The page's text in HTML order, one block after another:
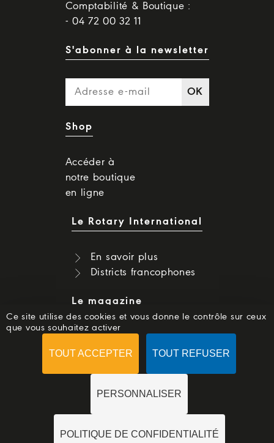
Comptabilité & Boutique :
- 04 72 00 32 11
S'abonner à la newsletter
OK
Shop
Accéder à
notre boutique
en ligne
Le Rotary International
En savoir plus
Districts francophones
Le magazine
Dernier numéro
Numéros précédents
ROTARYMAG.ORG -MENTIONS LÉGALES
Ce site utilise des cookies et vous donne le contrôle sur ceux
que vous souhaitez activer
TOUT ACCEPTER TOUT REFUSER
PERSONNALISER
POLITIQUE DE CONFIDENTIALITÉ